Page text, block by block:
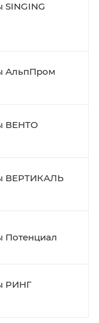
АльпПром
ВЕНТО
ВЕРТИКАЛЬ
Потенциал
РИНГ